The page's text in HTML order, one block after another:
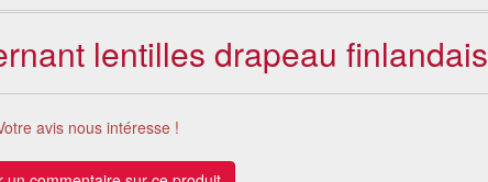
lentilles drapeau finlandais
avis nous intéresse !